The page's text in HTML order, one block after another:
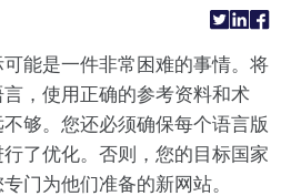
能是一件非常困难的事情。将
，使用正确的参考资料和术
够。您还必须确保每个语言版
了优化。否则，您的目标国家
门为他们准备的新网站。